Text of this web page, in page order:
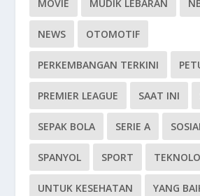
MOVIE MUDIK LEBARAN
NEWS OTOMOTIF
PERKEMBANGAN TERKINI
PREMIER LEAGUE SAAT INI
SEPAK BOLA SERIE A
SPANYOL SPORT
UNTUK KESEHATAN YANG